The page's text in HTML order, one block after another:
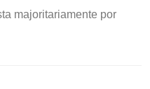
majoritariamente por